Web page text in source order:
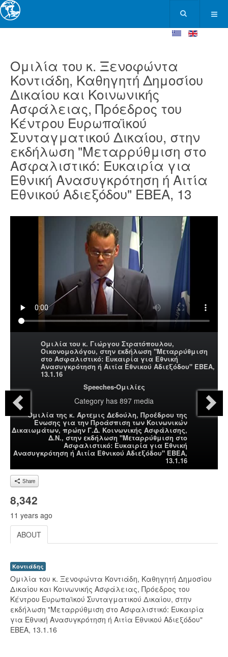
Ομιλία του κ. Ξενοφώντα
Κοντιάδη, Καθηγητή Δημοσίου
Δικαίου και Κοινωνικής
Ασφάλειας, Πρόεδρος του
Κέντρου Ευρωπαϊκού
Συνταγματικού Δικαίου, στην
εκδήλωση "Μεταρρύθμιση στο
Ασφαλιστικό: Ευκαιρία για
Εθνική Ανασυγκρότηση ή Αιτία
Εθνικού Αδιεξόδου" ΕΒΕΑ, 13
Ομιλία του κ. Γιώργου Στρατόπουλου,
Οικονομολόγου, στην εκδήλωση "Μεταρρύθμιση
στο Ασφαλιστικό: Ευκαιρία για Εθνική
Ανασυγκρότηση ή Αιτία Εθνικού Αδιεξόδου" ΕΒΕΑ,
13.1.16
Speeches-Ομιλίες
Category has 897 media
Ομιλία της κ. Άρτεμις Δεδούλη, Προέδρου της
Ένωσης για την Προάσπιση των Κοινωνικών
Δικαιωμάτων, πρώην Γ.Δ. Κοινωνικής Ασφάλισης,
Δ.Ν., στην εκδήλωση "Μεταρρύθμιση στο
Ασφαλιστικό: Ευκαιρία για Εθνική
Ανασυγκρότηση ή Αιτία Εθνικού Αδιεξόδου" ΕΒΕΑ,
13.1.16
Share
8,342
11 years ago
ABOUT
Κοντιάδης
Ομιλία του κ. Ξενοφώντα Κοντιάδη, Καθηγητή Δημοσίου
Δικαίου και Κοινωνικής Ασφάλειας, Πρόεδρος του
Κέντρου Ευρωπαϊκού Συνταγματικού Δικαίου, στην
εκδήλωση "Μεταρρύθμιση στο Ασφαλιστικό: Ευκαιρία
για Εθνική Ανασυγκρότηση ή Αιτία Εθνικού Αδιεξόδου"
ΕΒΕΑ, 13.1.16